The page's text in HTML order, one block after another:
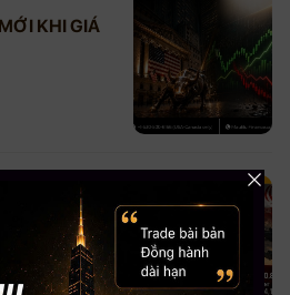
KHI GIÁ
MỸ HỦY